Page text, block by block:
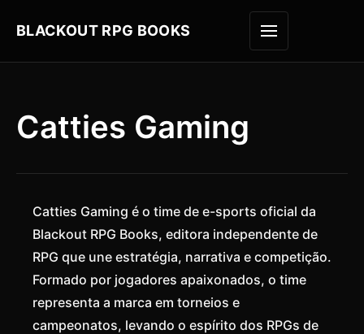
BLACKOUT RPG BOOKS ABRIR
Catties Gaming
Catties Gaming é o time de e-sports oficial da
Blackout RPG Books, editora independente de
RPG que une estratégia, narrativa e competição.
Formado por jogadores apaixonados, o time
representa a marca em torneios e
campeonatos, levando o espírito dos RPGs de